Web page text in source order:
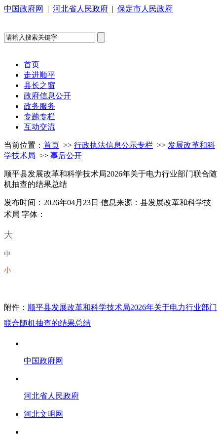
中国政府网 | 河北省人民政府 | 保定市人民政府
首页
走进顺平
县长之窗
政府信息公开
政务服务
专题专栏
互动交流
当前位置： 首页 >> 行政执法信息公示专栏 >> 发展改革和科
学技术局 >> 事后公开
顺平县发展改革和科学技术局2026年关于电力行业部门联合随
机抽查的结果总结
发布时间：2026年04月23日 信息来源：县发展改革和科学技
术局 字体：
大
中
小
附件： 顺平县发展改革和科学技术局2026年关于电力行业部门
联合随机抽查的结果总结
中国政府网
河北省人民政府
河北文明网